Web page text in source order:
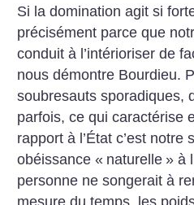
Si la domination agit si
précisément parce que
conduit à l’intérioriser de
nous démontre Bourdieu.
soubresauts sporadiques,
parfois, ce qui caractérise
rapport à l’État c’est notre
obéissance « naturelle » à
personne ne songerait à